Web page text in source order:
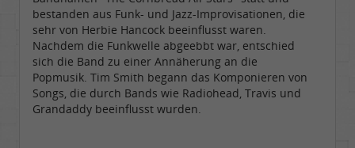
bestanden aus Funk- und Jazz-Improvisationen, die
sehr von Herbie Hancock beeinflusst waren.
Nachdem die Funkwelle abgeebbt war, entschied
sich die Band zu einer Annäherung an die
Popmusik. Tim Smith begann das Komponieren von
Songs, die durch Bands wie Radiohead, Travis und
Grandaddy beeinflusst wurden.